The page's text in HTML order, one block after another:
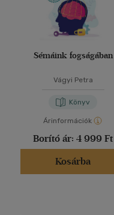
Sémáink fogságában
Vágyi Petra
Könyv
Árinformációk
Borító ár: 4 999 Ft
Kosárba